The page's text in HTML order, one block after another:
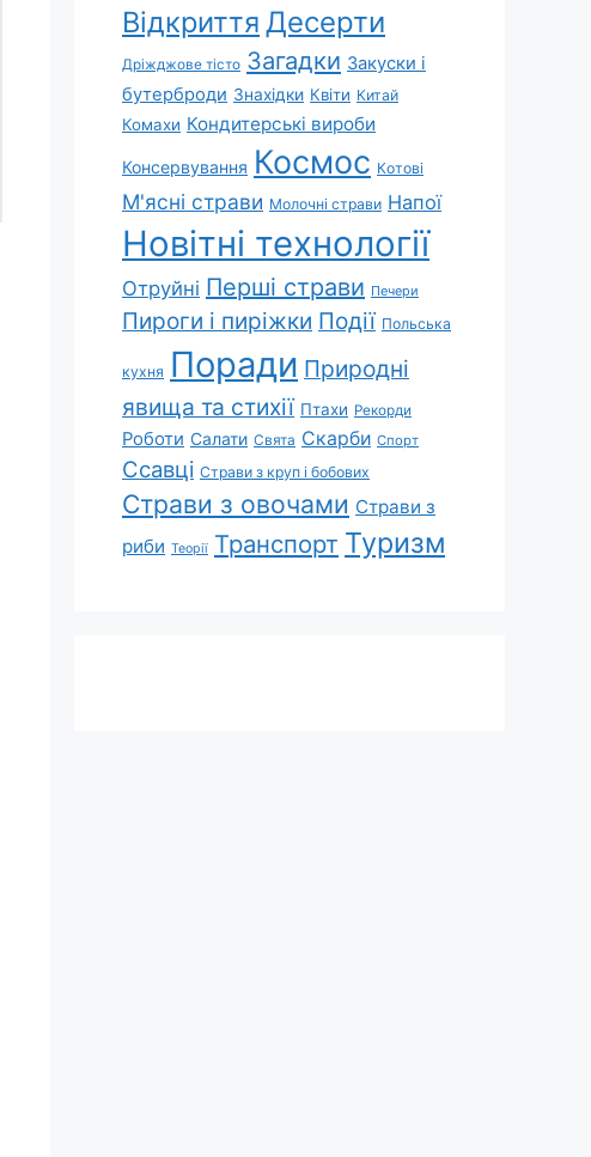
Відкриття Десерти
Дріжджове тісто Загадки Закуски і
бутерброди Знахідки Квіти Китай
Комахи Кондитерські вироби
Консервування Космос Котові
М'ясні страви Молочні страви Напої
Новітні технології
Отруйні Перші страви Печери
Пироги і пиріжки Події Польська
кухня Поради Природні
явища та стихії Птахи Рекорди
Роботи Салати Свята Скарби Спорт
Ссавці Страви з круп і бобових
Страви з овочами Страви з
риби Теорії Транспорт Туризм